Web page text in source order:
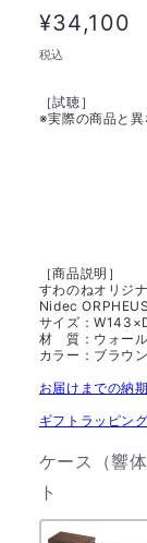
通
常
格
¥34,100
税込
［試聴］
※実際の商品と
［商品説明］
すわのねオリジ
Nidec
サイズ：
材 質：ウォール
カラー：ブラウン
お届けまでの納
ギフトラッピン
ケース（響体
ト